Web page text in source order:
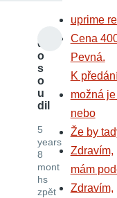
d
o
s
o
u
dil
5
years
8
mont
hs
zpět
uprime
Cena
Pevná.
K
možná
nebo
Že by
Zdravím,
mám
Zdravím,